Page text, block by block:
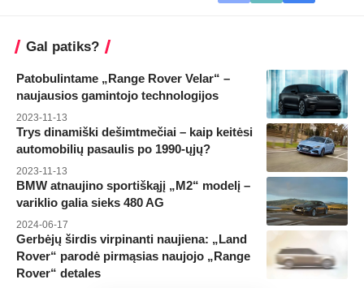
Gal patiks?
Patobulintame „Range Rover Velar“ –
naujausios gamintojo technologijos
2023-11-13
Trys dinamiški dešimtmečiai – kaip keitėsi
automobilių pasaulis po 1990-ųjų?
2023-11-13
BMW atnaujino sportiškąjį „M2“ modelį –
variklio galia sieks 480 AG
2024-06-17
Gerbėjų širdis virpinanti naujiena: „Land
Rover“ parodė pirmąsias naujojo „Range
Rover“ detales